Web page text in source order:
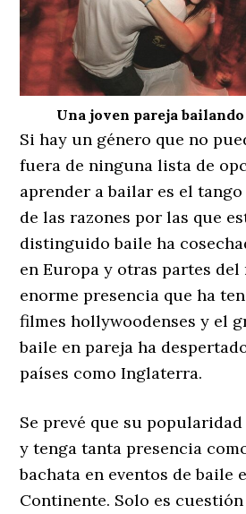
Una joven pareja
Si hay un género que no
fuera de ninguna lista de
aprender a bailar es el
de las razones por las que
distinguido baile ha
en Europa y otras partes
enorme presencia que ha
filmes hollywoodenses y el
baile en pareja ha
países como Inglaterra.
Se prevé que su
y tenga tanta presencia
bachata en eventos de baile
Continente. Solo es